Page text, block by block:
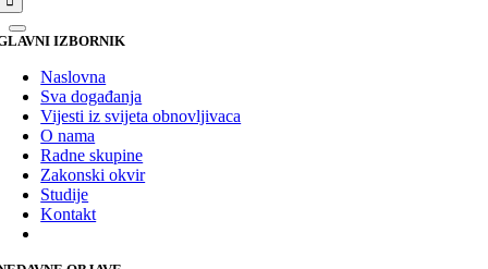
IZBORNIK
Naslovna
Sva događanja
Vijesti iz svijeta obnovljivaca
O nama
Radne skupine
Zakonski okvir
Studije
Kontakt